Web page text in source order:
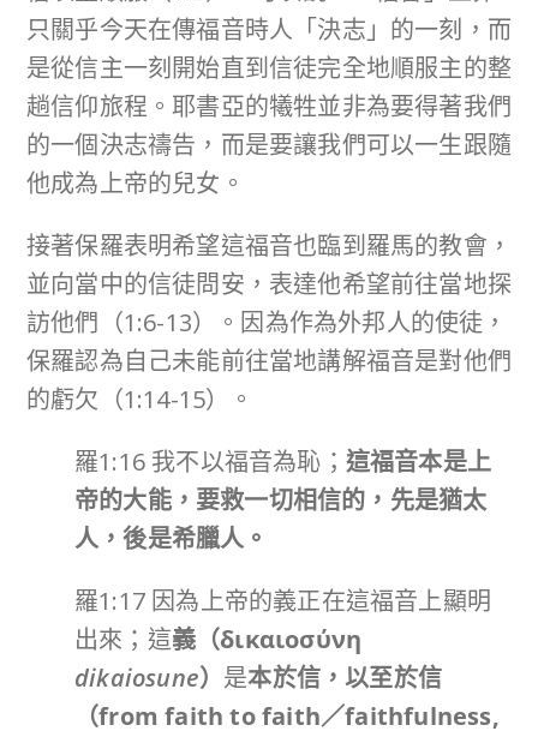
只關乎今天在傳福音時人「決志」的一刻，而
是從信主一刻開始直到信徒完全地順服主的整
趟信仰旅程。耶書亞的犧牲並非為要得著我們
的一個決志禱告，而是要讓我們可以一生跟隨
他成為上帝的兒女。
接著保羅表明希望這福音也臨到羅馬的教會，
並向當中的信徒問安，表達他希望前往當地探
訪他們（1:6-13）。因為作為外邦人的使徒，
保羅認為自己未能前往當地講解福音是對他們
的虧欠（1:14-15）。
羅1:16 我不以福音為恥； 這福音本是上
帝的大能，要救一切相信的，先是猶太
人，後是希臘人。
羅1:17 因為上帝的義正在這福音上顯明
出來；這義（δικαιοσύνη
dikaiosune） 是本於信，以至於信
（from faith to faith／faithfulness,